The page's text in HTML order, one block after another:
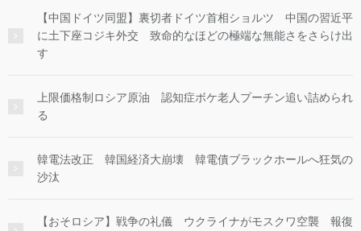
【中国ドイツ同盟】裏切者ドイツ首相ショルツ 中国の習近平
に土下座コジキ外交 致命的なほどの極端な無能さをさらけ出
す
上限価格制ロシア原油 認知症ボケ老人プーチン追い詰められ
る
韓電法改正 韓国経済大崩壊 韓電債ブラックホールへ狂気の
沙汰
【おそロシア】戦争の礼儀 ウクライナがモスクワ空襲 報復